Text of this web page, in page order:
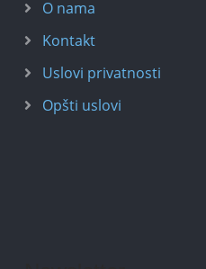
O nama
Kontakt
Uslovi privatnosti
Opšti uslovi